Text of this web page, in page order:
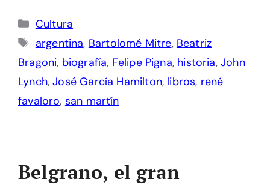
Categorías
Cultura
Etiquetas
argentina, Bartolomé Mitre, Beatriz
Bragoni, biografía, Felipe Pigna, historia,John
Lynch,José García Hamilton, libros, rené
favaloro, san martín
Belgrano, el gran